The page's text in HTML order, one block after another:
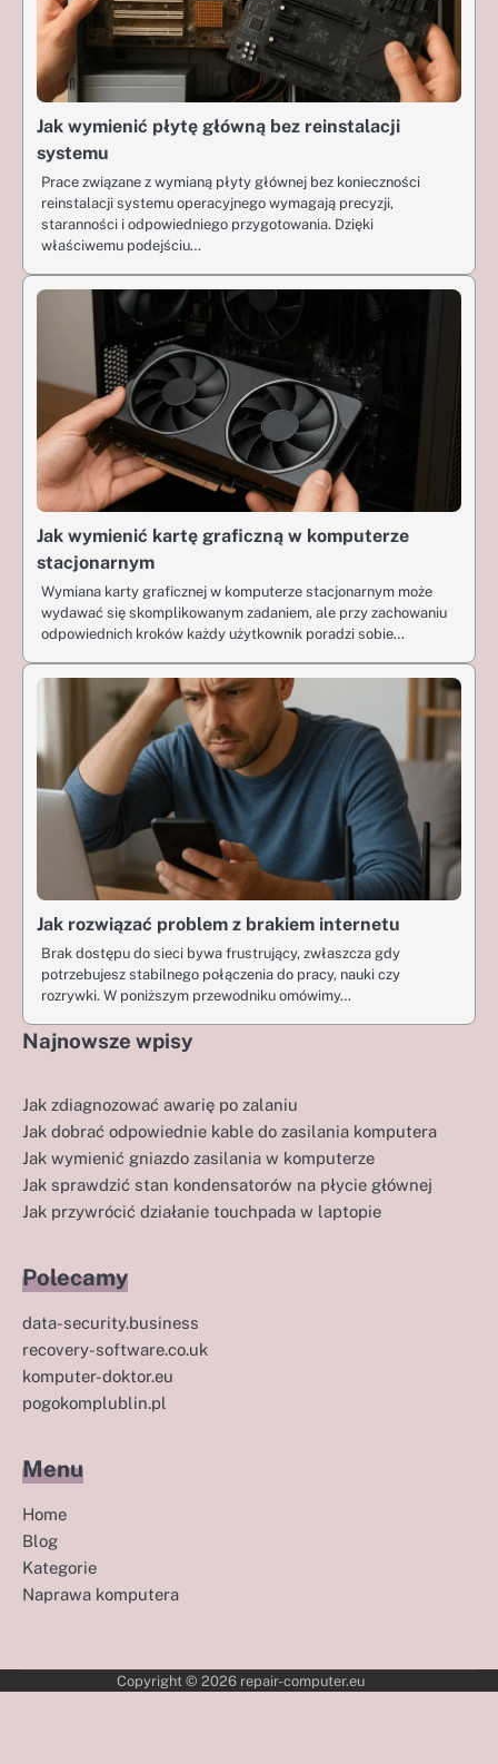
Jak wymienić płytę główną bez reinstalacji
systemu
Prace związane z wymianą płyty głównej bez konieczności
reinstalacji systemu operacyjnego wymagają precyzji,
staranności i odpowiedniego przygotowania. Dzięki
właściwemu podejściu…
Jak wymienić kartę graficzną w komputerze
stacjonarnym
Wymiana karty graficznej w komputerze stacjonarnym może
wydawać się skomplikowanym zadaniem, ale przy zachowaniu
odpowiednich kroków każdy użytkownik poradzi sobie…
Jak rozwiązać problem z brakiem internetu
Brak dostępu do sieci bywa frustrujący, zwłaszcza gdy
potrzebujesz stabilnego połączenia do pracy, nauki czy
rozrywki. W poniższym przewodniku omówimy…
Najnowsze wpisy
Jak zdiagnozować awarię po zalaniu
Jak dobrać odpowiednie kable do zasilania komputera
Jak wymienić gniazdo zasilania w komputerze
Jak sprawdzić stan kondensatorów na płycie głównej
Jak przywrócić działanie touchpada w laptopie
Polecamy
data-security.business
recovery-software.co.uk
komputer-doktor.eu
pogokomplublin.pl
Menu
Home
Blog
Kategorie
Naprawa komputera
Copyright © 2026 repair-computer.eu